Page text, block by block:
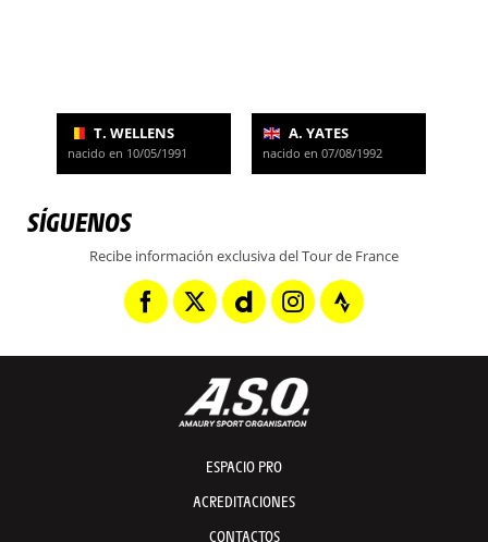
T. WELLENS
nacido en 10/05/1991
A. YATES
nacido en 07/08/1992
SÍGUENOS
Recibe información exclusiva del Tour de France
ESPACIO PRO
ACREDITACIONES
CONTACTOS